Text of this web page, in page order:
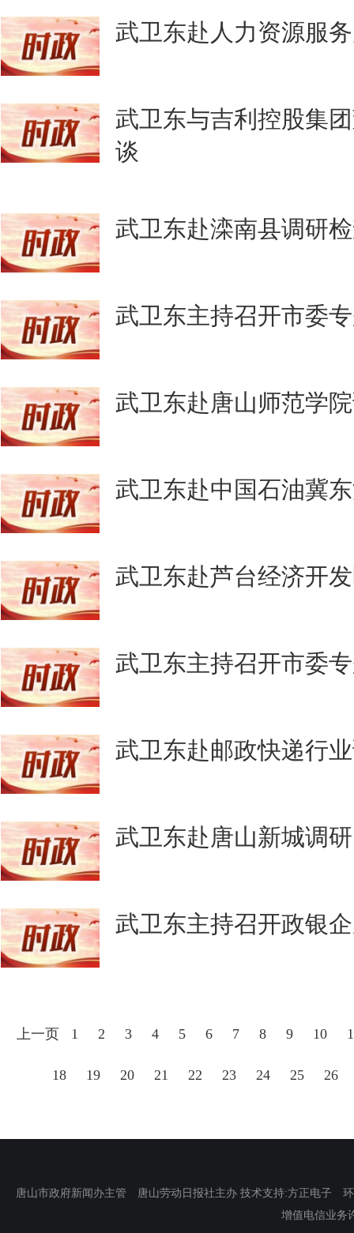
武卫东赴人力资源服
武卫东与吉利控股集
谈
武卫东赴滦南县调研
武卫东主持召开市委
武卫东赴唐山师范学
武卫东赴中国石油冀
武卫东赴芦台经济开
武卫东主持召开市委
武卫东赴邮政快递行
武卫东赴唐山新城调研
武卫东主持召开政银
上一页 1 2 3 4 5 6 7 8 9 10
18 19 20 21 22 23 24 25 26
唐山市政府新闻办主管 唐山劳动日报社主办 技术支持:方正电子
增值电信业务